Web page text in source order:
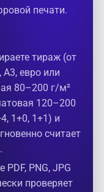
печати.
тираж (от
евро или
80–200 г/м²
120–200
1+0, 1+1) и
считает
PDF, PNG, JPG
проверяет